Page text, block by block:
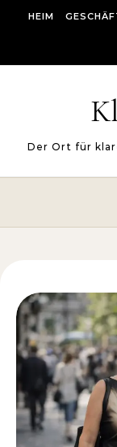
HEIM
Der Ort für